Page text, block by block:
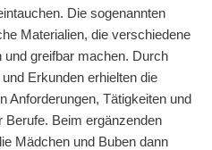
Die sogenannten
Materialien, die verschiedene
greifbar machen. Durch
Erkunden erhielten die
Anforderungen, Tätigkeiten und
Berufe. Beim ergänzenden
Mädchen und Buben dann